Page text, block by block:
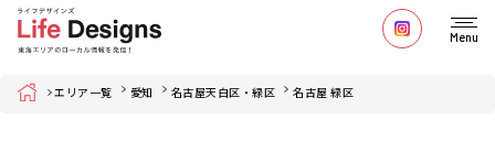
Menu
Home エリア一覧 愛知 名古屋天白区・緑区 名古屋 緑区